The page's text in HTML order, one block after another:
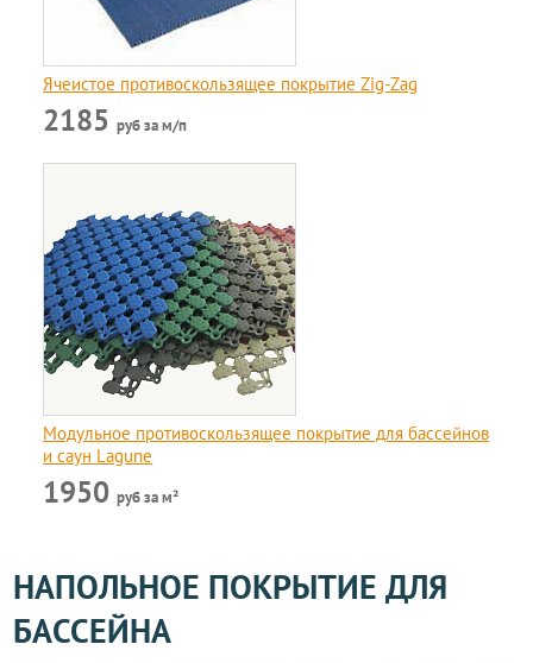
Ячеистое противоскользящее покрытие Zig-Zag
2185руб за м/п
Модульное противоскользящее покрытие для бассейнов
и саун Lagune
1950руб за м²
НАПОЛЬНОЕ ПОКРЫТИЕ ДЛЯ
БАССЕЙНА